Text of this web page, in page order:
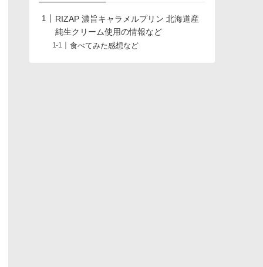
RIZAP 濃旨キャラメルプリン 北海道産
純生クリーム使用の情報など
食べてみた感想など